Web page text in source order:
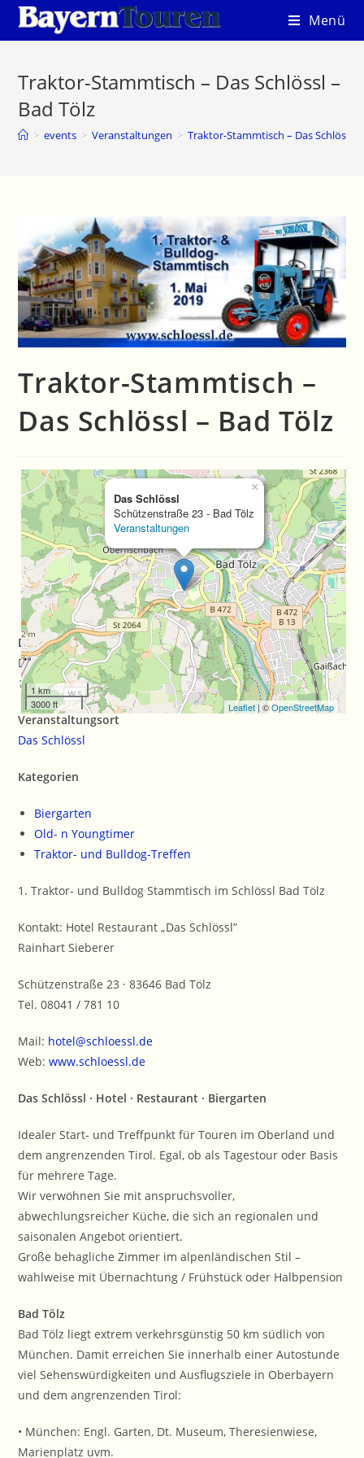
Zum
Inhalt
Menü
Traktor-Stammtisch – Das Schlössl –
Bad Tölz
> events > Veranstaltungen > Traktor-Stammtisch – Das Schlössl –
Traktor-Stammtisch –
Das Schlössl – Bad Tölz
Das Schlössl
Schützenstraße 23 - Bad Tölz
Veranstaltungen
×
1 km
3000 ft
Leaflet| ©OpenStreetMap
Datum/Zeit
Date(s) - 01/05/2019
10:30 a.m. - 2:30 p.m.
Veranstaltungsort
Das Schlössl
Kategorien
Biergarten
Old- n Youngtimer
Traktor- und Bulldog-Treffen
1. Traktor- und Bulldog Stammtisch im Schlössl Bad Tölz
Kontakt: Hotel Restaurant „Das Schlössl”
Rainhart Sieberer
Schützenstraße 23 · 83646 Bad Tölz
Tel. 08041 / 781 10
Mail: hotel@schloessl.de
Web:www.schloessl.de
Das Schlössl · Hotel · Restaurant · Biergarten
Idealer Start- und Treffpunkt für Touren im Oberland und
dem angrenzenden Tirol. Egal, ob als Tagestour oder Basis
für mehrere Tage.
Wir verwöhnen Sie mit anspruchsvoller,
abwechlungsreicher Küche, die sich an regionalen und
saisonalen Angebot orientiert.
Große behagliche Zimmer im alpenländischen Stil –
wahlweise mit Übernachtung / Frühstück oder Halbpension
Bad Tölz
Bad Tölz liegt extrem verkehrsgünstig 50 km südlich von
München. Damit erreichen Sie innerhalb einer Autostunde
viel Sehenswürdigkeiten und Ausflugsziele in Oberbayern
und dem angrenzenden Tirol:
• München: Engl. Garten, Dt. Museum, Theresienwiese,
Marienplatz uvm.